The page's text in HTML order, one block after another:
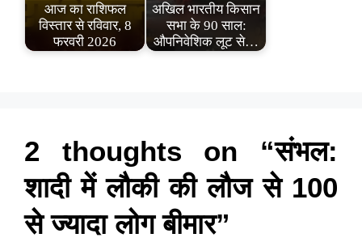
आज का राशिफल
विस्तार से रविवार, 8
फरवरी 2026
अखिल भारतीय किसान
सभा के 90 साल:
औपनिवेशिक लूट से…
2 thoughts on “संभल:
शादी में लौकी की लौज से 100
से ज्यादा लोग बीमार”